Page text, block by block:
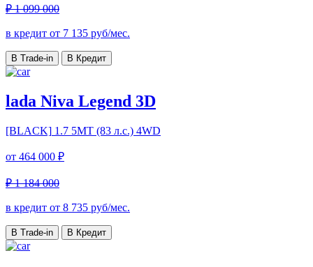
₽ 1 099 000
в кредит от 7 135 руб/мес.
В Trade-in В Кредит
lada Niva Legend 3D
[BLACK] 1.7 5МТ (83 л.с.) 4WD
от 464 000 ₽
₽ 1 184 000
в кредит от 8 735 руб/мес.
В Trade-in В Кредит